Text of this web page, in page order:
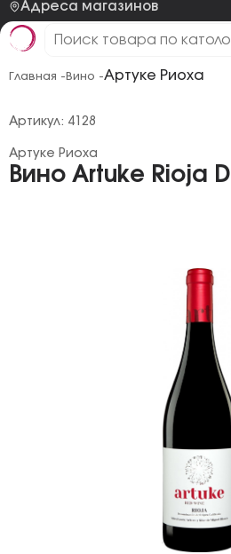
Адреса магазинов
Главная - Вино -Артуке Риоха
Вино Artuke Rioja
Артуке Риоха
Артикул: 4128